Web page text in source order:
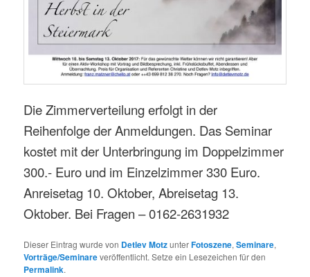
Die Zimmerverteilung erfolgt in der
Reihenfolge der Anmeldungen. Das Seminar
kostet mit der Unterbringung im Doppelzimmer
300.- Euro und im Einzelzimmer 330 Euro.
Anreisetag 10. Oktober, Abreisetag 13.
Oktober. Bei Fragen – 0162-2631932
Dieser Eintrag wurde von Detlev MotzunterFotoszene,Seminare,
Vorträge/Seminareveröffentlicht. Setze ein Lesezeichen für den
Permalink.